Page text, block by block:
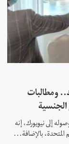
ومطالبات
الجنسية
إلى نيويورك، إنه
بالإضافة...